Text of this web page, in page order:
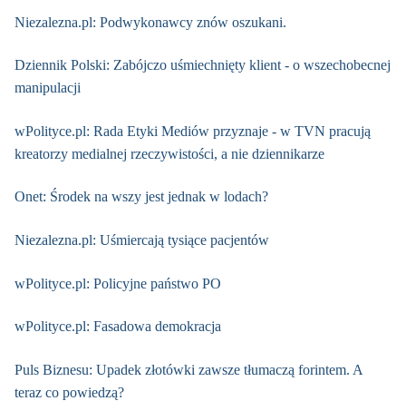
Niezalezna.pl: Podwykonawcy znów oszukani.
Dziennik Polski: Zabójczo uśmiechnięty klient - o wszechobecnej
manipulacji
wPolityce.pl: Rada Etyki Mediów przyznaje - w TVN pracują
kreatorzy medialnej rzeczywistości, a nie dziennikarze
Onet: Środek na wszy jest jednak w lodach?
Niezalezna.pl: Uśmiercają tysiące pacjentów
wPolityce.pl: Policyjne państwo PO
wPolityce.pl: Fasadowa demokracja
Puls Biznesu: Upadek złotówki zawsze tłumaczą forintem. A
teraz co powiedzą?